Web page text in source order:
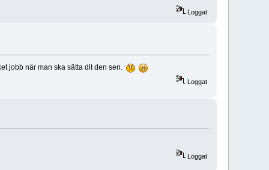
Loggat
jobb när man ska sätta dit den sen.
Loggat
Loggat